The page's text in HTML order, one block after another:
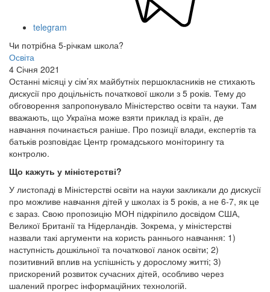
telegram
Чи потрібна 5-річкам школа?
Освіта
4 Січня 2021
Останні місяці у сім’ях майбутніх першокласників не стихають
дискусії про доцільність початкової школи з 5 років. Тему до
обговорення запропонувало Міністерство освіти та науки. Там
вважають, що Україна може взяти приклад із країн, де
навчання починається раніше. Про позиції влади, експертів та
батьків розповідає Центр громадського моніторингу та
контролю.
Що кажуть у міністерстві?
У листопаді в Міністерстві освіти на науки закликали до дискусії
про можливе навчання дітей у школах із 5 років, а не 6-7, як це
є зараз. Свою пропозицію МОН підкріпило досвідом США,
Великої Британії та Нідерландів. Зокрема, у міністерстві
назвали такі аргументи на користь раннього навчання: 1)
наступність дошкільної та початкової ланок освіти; 2)
позитивний вплив на успішність у дорослому житті; 3)
прискорений розвиток сучасних дітей, особливо через
шалений прогрес інформаційних технологій.